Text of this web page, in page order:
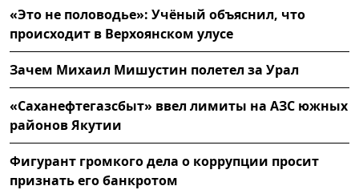
«Это не половодье»: Учёный объяснил, что
происходит в Верхоянском улусе
Зачем Михаил Мишустин полетел за Урал
«Саханефтегазсбыт» ввел лимиты на АЗС южных
районов Якутии
Фигурант громкого дела о коррупции просит
признать его банкротом